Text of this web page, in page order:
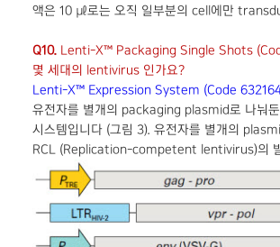
액은 10 ㎕로는 오직 일부분의 cell에만
Q10.Lenti-X™ Packaging Single Shots
몇 세대의 lentivirus 인가요?
Lenti-X™ Expression System (Code
유전자를 별개의 packaging plasmid로 나눠
시스템입니다 (그림 3). 유전자를 별개의
RCL (Replication-competent lentivirus)의